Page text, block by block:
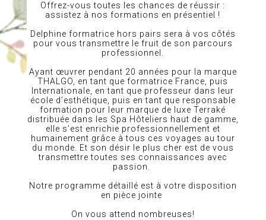
Offrez-vous toutes les chances de réussir :
assistez à nos formations en présentiel !
Delphine formatrice hors pairs sera à vos côtés
pour vous transmettre le fruit de son parcours
professionnel.
Ayant œuvrer pendant 20 années pour la marque
THALGO, en tant que formatrice France, puis
Internationale, en tant que professeur dans leur
école d’esthétique, puis en tant que responsable
formation pour leur marque de luxe Terraké
distribuée dans les Spa Hôteliers haut de gamme,
elle s’est enrichie professionnellement et
humainement grâce à tous ces voyages au tour
du monde. Et son désir le plus cher est de vous
transmettre toutes ses connaissances avec
passion.
Notre programme détaillé est à votre disposition
en pièce jointe
On vous attend nombreuses!